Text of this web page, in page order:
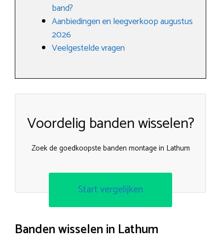
band?
Aanbiedingen en leegverkoop augustus
2026
Veelgestelde vragen
Voordelig banden wisselen?
Zoek de goedkoopste banden montage in Lathum
Start vergelijken
Banden wisselen in Lathum